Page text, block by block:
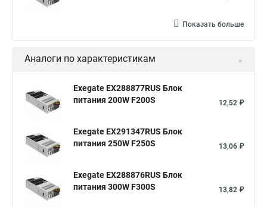
Показать больше
Аналоги по характеристикам
Exegate EX288877RUS Блок
питания 200W F200S
12,52 ₽
Exegate EX291347RUS Блок
питания 250W F250S
13,06 ₽
Exegate EX288876RUS Блок
питания 300W F300S
13,82 ₽